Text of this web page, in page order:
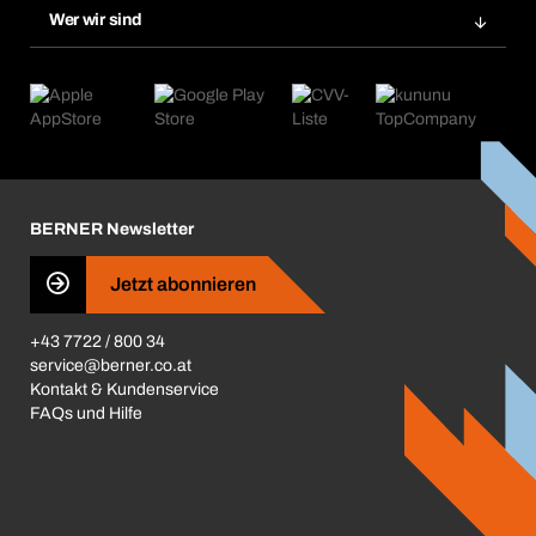
Abo-Funktion
Chemical Safety Management
eProcurement
Produktfinder
Kataloge & Broschüren
Wer wir sind
Was uns antreibt
Presse
Business Conduct
BERNER Newsletter
Jetzt abonnieren
+43 7722 / 800 34
service@berner.co.at
Kontakt & Kundenservice
FAQs und Hilfe